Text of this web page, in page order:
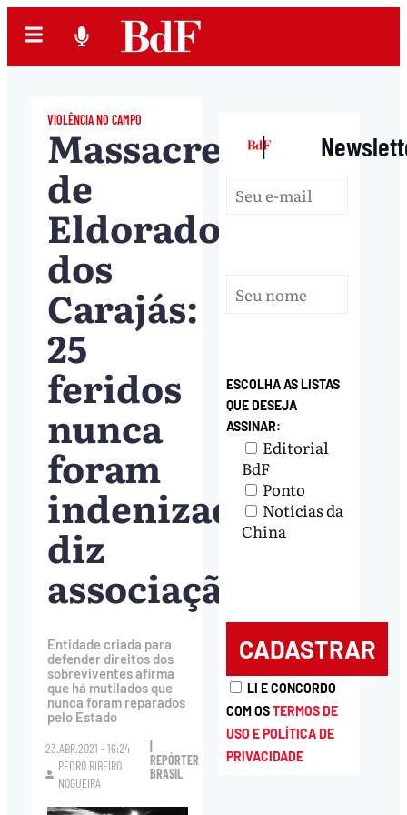
VIOLÊNCIA NO CAMPO
Massacre
de
Eldorado
dos
Carajás:
25
feridos
nunca
foram
indenizados,
diz
associação
Entidade criada para
defender direitos dos
sobreviventes afirma
que há mutilados que
nunca foram reparados
pelo Estado
23.ABR.2021 - 16:24
PEDRO RIBEIRO
NOGUEIRA
REPÓRTER
BRASIL
|
ESCOLHA AS LISTAS
QUE DESEJA
ASSINAR:
Editorial
BdF
Ponto
Notícias da
China
LI E CONCORDO
COM OSTERMOS DE
USO E POLÍTICA DE
PRIVACIDADE